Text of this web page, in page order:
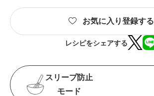
お気に入り登録する
レシピをシェアする
スリープ防止
モード